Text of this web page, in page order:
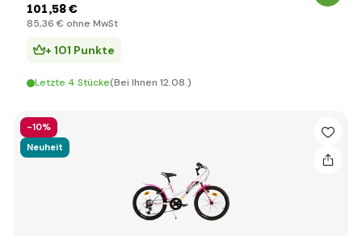
101,58 €
85,36 € ohne MwSt
+ 101 Punkte
Letzte 4 Stücke(Bei Ihnen 12.08.)
-10%
Neuheit